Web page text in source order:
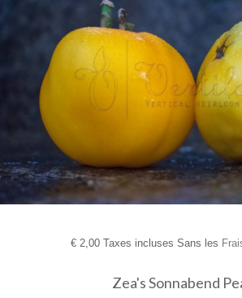
€2,00 Taxes incluses Sans les
Zea's Sonnabend